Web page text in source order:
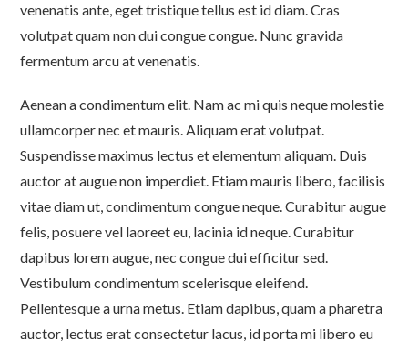
venenatis ante, eget tristique tellus est id diam. Cras
volutpat quam non dui congue congue. Nunc gravida
fermentum arcu at venenatis.
Aenean a condimentum elit. Nam ac mi quis neque molestie
ullamcorper nec et mauris. Aliquam erat volutpat.
Suspendisse maximus lectus et elementum aliquam. Duis
auctor at augue non imperdiet. Etiam mauris libero, facilisis
vitae diam ut, condimentum congue neque. Curabitur augue
felis, posuere vel laoreet eu, lacinia id neque. Curabitur
dapibus lorem augue, nec congue dui efficitur sed.
Vestibulum condimentum scelerisque eleifend.
Pellentesque a urna metus. Etiam dapibus, quam a pharetra
auctor, lectus erat consectetur lacus, id porta mi libero eu